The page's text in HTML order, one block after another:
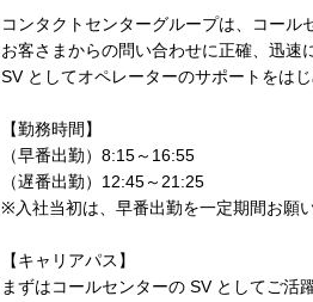
コンタクトセンターグループは、コール
お客さまからの問い合わせに正確、迅速
SV としてオペレーターのサポートをは
【勤務時間】
（早番出勤）8:15～16:55
（遅番出勤）12:45～21:25
※入社当初は、早番出勤を一定期間お願
【キャリアパス】
まずはコールセンターの SV としてご活